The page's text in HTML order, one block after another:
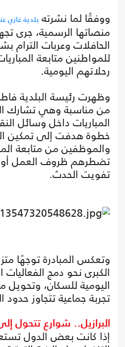
ووفقًا لما نشرته بلدية غازي
منصاتها الرسمية، جرى
الحافلات وعربات الترام
للمواطنين متابعة
رحلاتهم اليومية.
وظهرت رئيسة البلدية
من مناسبة وهي تشارك
المباريات داخل وسائل
خطوة هدفت إلى تمكين
والموظفين من متابعة
تضطرهم ظروف العمل أو
تفويت الحدث.
وتعكس المبادرة توجهًا
الكبرى نحو دمج الفعاليات
اليومية للسكان، وتحويل
تجربة جماعية تتجاوز
البرازيل.. شوارع تتحول
إذا كانت بعض الدول